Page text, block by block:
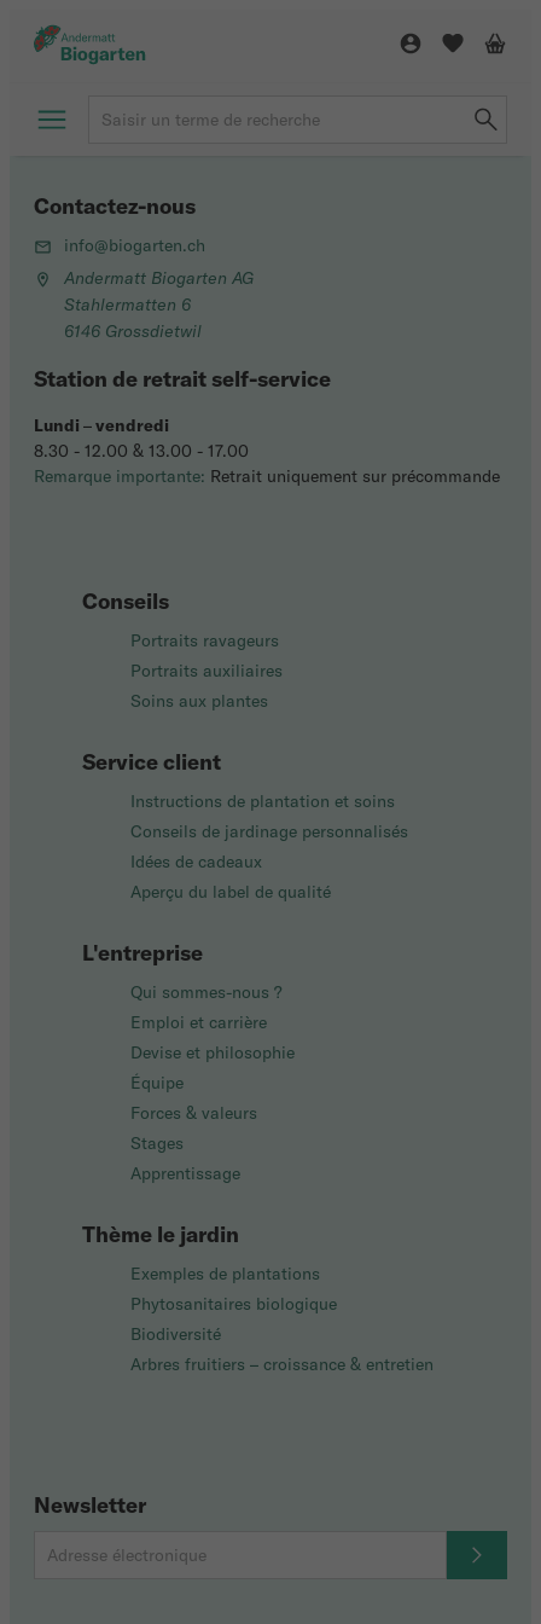
Conseils
Portraits ravageurs
Portraits auxiliaires
Soins aux plantes
Service client
Instructions de plantation et soins
Conseils de jardinage personnalisés
Idées de cadeaux
Aperçu du label de qualité
L'entreprise
Qui sommes-nous ?
Emploi et carrière
Devise et philosophie
Équipe
Forces & valeurs
Stages
Apprentissage
Thème le jardin
Exemples de plantations
Phytosanitaires biologique
Biodiversité
Arbres fruitiers – croissance & entretien
Newsletter
Contactez-nous
info@biogarten.ch
Andermatt Biogarten AG
Stahlermatten 6
6146 Grossdietwil
Station de retrait self-service
Lundi –vendredi
8.30 - 12.00 & 13.00 - 17.00
Remarque importante: Retrait uniquement sur précommande